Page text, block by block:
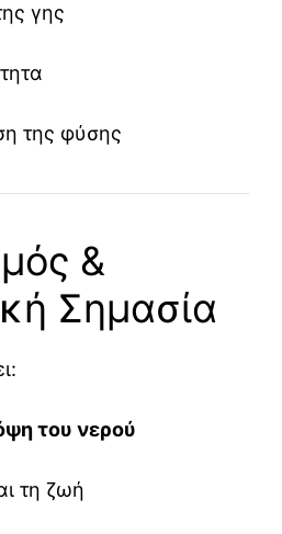
γης
της φύσης
&
Σημασία
του νερού
τη ζωή